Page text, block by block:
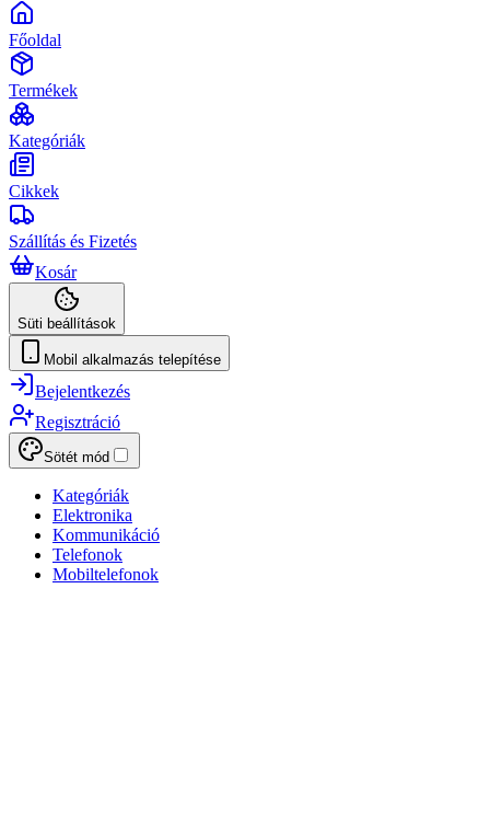
Főoldal
Termékek
Kategóriák
Cikkek
Szállítás és Fizetés
Kosár
Süti beállítások
Mobil alkalmazás telepítése
Bejelentkezés
Regisztráció
Sötét mód
Kategóriák
Elektronika
Kommunikáció
Telefonok
Mobiltelefonok